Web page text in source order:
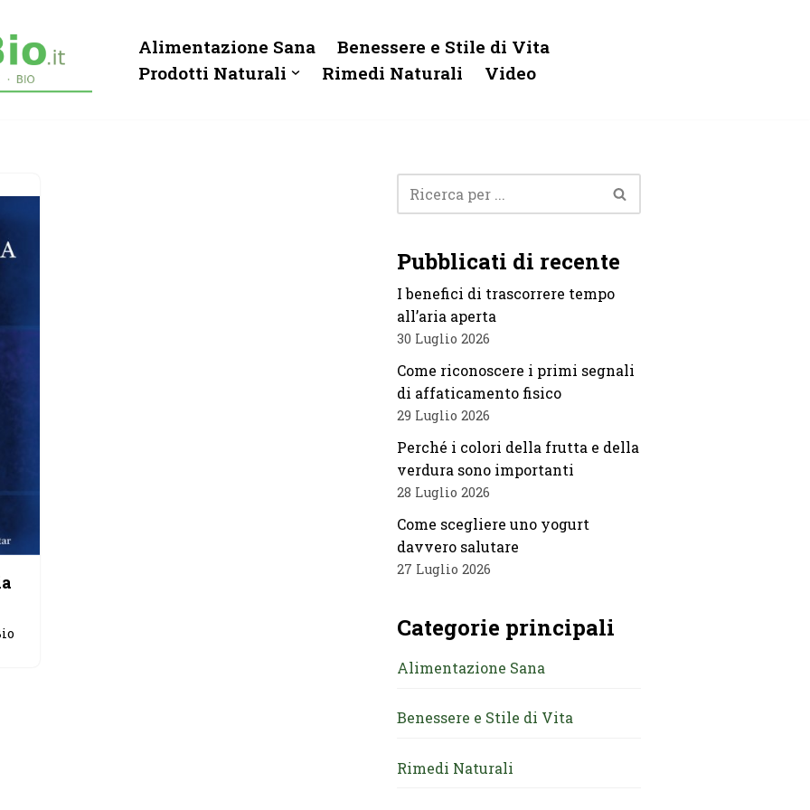
Alimentazione Sana
Benessere e Stile di Vita
Prodotti Naturali
Rimedi Naturali Video
Pubblicati di recente
I benefici di trascorrere tempo
all’aria aperta
30 Luglio 2026
Come riconoscere i primi segnali
di affaticamento fisico
29 Luglio 2026
Perché i colori della frutta e della
verdura sono importanti
28 Luglio 2026
Come scegliere uno yogurt
davvero salutare
27 Luglio 2026
Categorie principali
Alimentazione Sana
Benessere e Stile di Vita
Rimedi Naturali